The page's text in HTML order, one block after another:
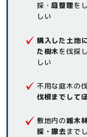
採・庭整理を
しい
購入した土地
た樹木を伐採
しい
不用な庭木の伐
伐根までして
敷地内の雑木
採・撤去まで